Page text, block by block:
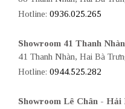
Hotline: 0936.025.265
Showroom 41 Thanh
41 Thanh Nhàn, Hai Bà
Hotline: 0944.525.282
Showroom Lê Chân - Hải